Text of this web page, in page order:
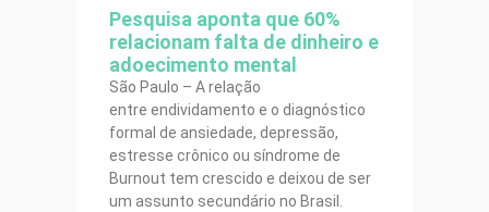
Pesquisa aponta que 60%
relacionam falta de dinheiro e
adoecimento mental
São Paulo – A relação
entre endividamento e o diagnóstico
formal de ansiedade, depressão,
estresse crônico ou síndrome de
Burnout tem crescido e deixou de ser
um assunto secundário no Brasil.